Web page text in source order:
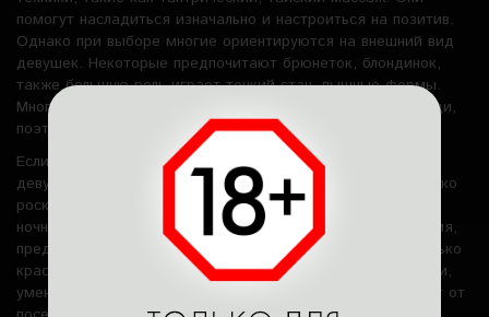
помогут насладиться изначально и настроиться на позитив.
Однако при выборе многие ориентируются на внешний вид
девушек. Некоторые предпочитают брюнеток, блондинок,
также большую роль играет тонкий стан, пышные формы.
Многие обращают внимание на возраст, вес, размер груди,
поэтому анкетные данные есть в каждом портфолио.
Если рассмотреть фото, то можно увидеть, насколько
девушки симпатичные, ухоженные. Многие из них настолько
роскошные, что не все рискнули бы завести знакомство в
ночном клубе, однако в салоне девушка доступна на время,
предусмотренное эросеансом. Видео показывает, насколько
красотки эффектны в движении. В анкете указаны навыки,
умения, обозначено, что красотка любит получать в ответ от